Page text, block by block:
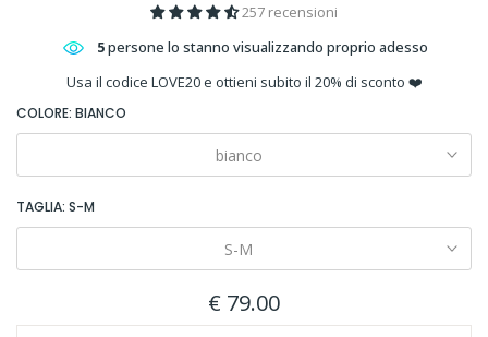
257 recensioni
5persone lo stanno visualizzando proprio adesso
Usa il codice LOVE20 e ottieni subito il 20% di sconto ❤️
COLORE: BIANCO
bianco
TAGLIA: S-M
S-M
€ 79.00